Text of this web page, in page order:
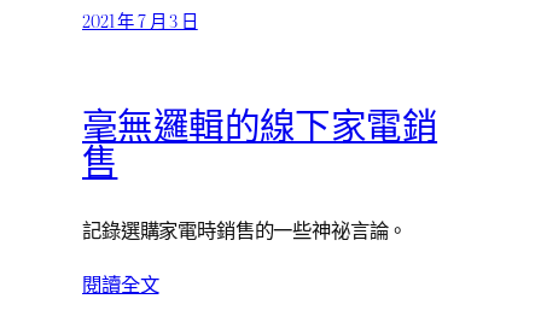
2021 年 7 月 3 日
毫無邏輯的線下家電銷
售
記錄選購家電時銷售的一些神祕言論。
閱讀全文